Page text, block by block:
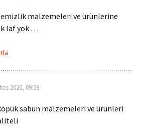
malzemeleri ve ürünlerine
laf yok …
2020, 09:58
sabun malzemeleri ve ürünleri